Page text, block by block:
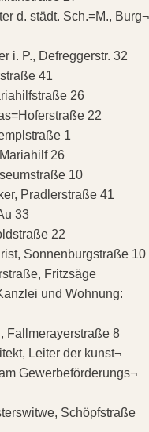
d. städt. Sch.=M., Burg¬
i. P., Defreggerstr. 32
41
26
22
1
26
10
Pradlerstraße 41
33
22
Sonnenburgstraße 10
Fritzsäge
und Wohnung:
Fallmerayerstraße 8
Leiter der kunst¬
Gewerbeförderungs¬
Schöpfstraße